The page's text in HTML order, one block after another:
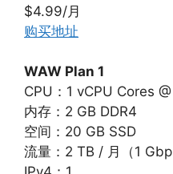
$4.99/月
购买地址
WAW Plan 1
CPU：1 vCPU Cores
内存：2 GB DDR4
空间：20 GB SSD
流量：2 TB / 月（1